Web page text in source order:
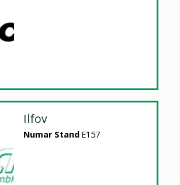
Ilfov
Numar Stand E157